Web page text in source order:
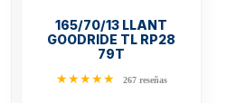
165/70/13 LLANT
GOODRIDE TL RP28
79T
★★★★★ 267 reseñas